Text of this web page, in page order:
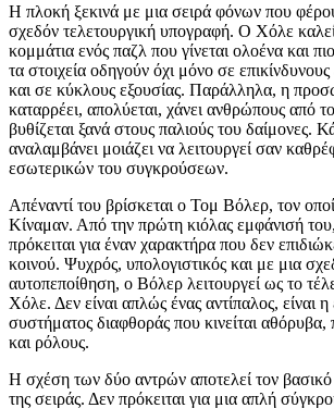
Η πλοκή ξεκινά με μια σειρά φόνων που
σχεδόν τελετουργική υπογραφή. Ο Χόλε
κομμάτια ενός παζλ που γίνεται ολοένα και
τα στοιχεία οδηγούν όχι μόνο σε
και σε κύκλους εξουσίας. Παράλληλα, η
καταρρέει, απολύεται, χάνει ανθρώπους από
βυθίζεται ξανά στους παλιούς του δαίμονες.
αναλαμβάνει μοιάζει να λειτουργεί σαν
εσωτερικών του συγκρούσεων.
Απέναντί του βρίσκεται ο Τομ Βόλερ, τον
Κίναμαν. Από την πρώτη κιόλας εμφάνισή του,
πρόκειται για έναν χαρακτήρα που δεν
κοινού. Ψυχρός, υπολογιστικός και με μια
αυτοπεποίθηση, ο Βόλερ λειτουργεί ως το
Χόλε. Δεν είναι απλώς ένας αντίπαλος, είναι
συστήματος διαφθοράς που κινείται
και ρόλους.
Η σχέση των δύο αντρών αποτελεί τον
της σειράς. Δεν πρόκειται για μια απλή